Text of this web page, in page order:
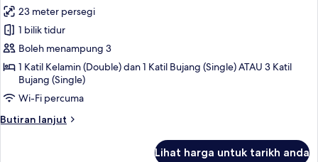
foto
untuk
Family
Triple
Room
23 meter persegi
1 bilik tidur
Boleh menampung 3
1 Katil Kelamin (Double) dan 1 Katil Bujang (Single) ATAU 3 Katil
Bujang (Single)
Wi-Fi percuma
Butiran lanjut
Butiran
Lihat harga untuk tarikh anda